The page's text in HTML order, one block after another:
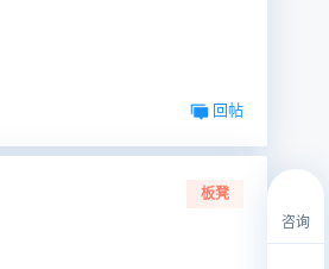
回帖
板凳
咨询